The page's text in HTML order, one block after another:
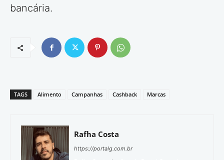
bancária.
TAGS Alimento Campanhas Cashback Marcas
Rafha Costa
https://portalg.com.br